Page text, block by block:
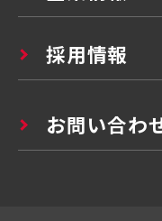
採用情報
お問い合わ